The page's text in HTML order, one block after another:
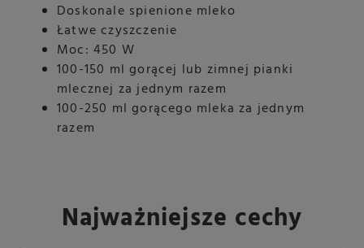
Doskonale spienione mleko
Łatwe czyszczenie
Moc: 450 W
100-150 ml gorącej lub zimnej pianki
mlecznej za jednym razem
100-250 ml gorącego mleka za jednym
razem
Najważniejsze cechy